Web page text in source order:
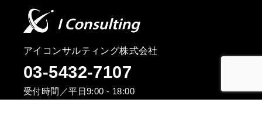
アイコンサルティング株式会社
03-5432-7107
受付時間／平日9:00 - 18:00